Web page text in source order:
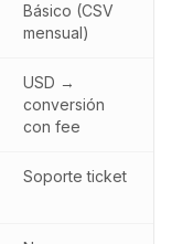
Básico (CSV
mensual)
USD →
conversión
con fee
Soporte ticket